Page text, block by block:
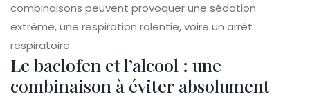
combinaisons peuvent provoquer une sédation
extrême, une respiration ralentie, voire un arrêt
respiratoire.
Le baclofen et l’alcool : une
combinaison à éviter absolument